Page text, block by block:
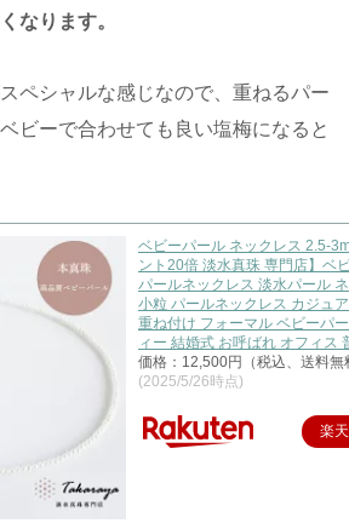
なります。
ペシャルな感じなので、重ねるパー
ビーで合わせても良い塩梅になると
ベビーパール ネックレス 2.5-
ント20倍 淡水真珠 専門店】ベ
パールネックレス 淡水パール
小粒 パールネックレス カジュ
重ね付け フォーマル ベビーパ
ィー 結婚式 お呼ばれ オフィス
価格：12,500円（税込、送料無
(2025/5/26時点)
楽